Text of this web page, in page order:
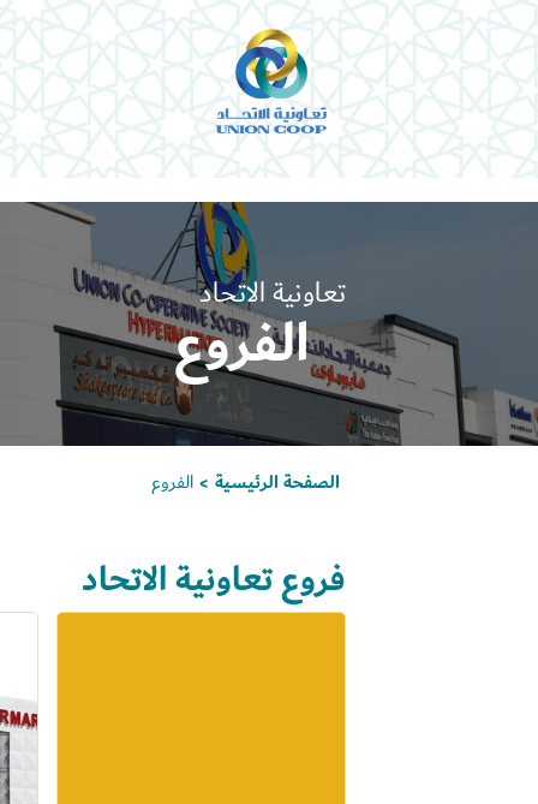
تعاونية الاتحاد
الفروع
الصفحة الرئيسية > الفروع
فروع تعاونية الاتحاد